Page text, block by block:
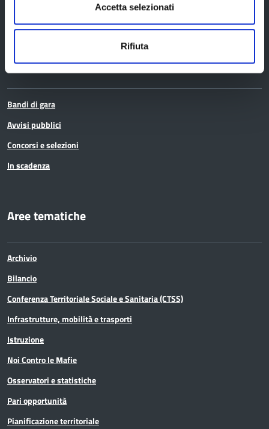
Accetta selezionati
Rifiuta
Bandi e avvisi
Bandi di gara
Avvisi pubblici
Concorsi e selezioni
In scadenza
Aree tematiche
Archivio
Bilancio
Conferenza Territoriale Sociale e Sanitaria (CTSS)
Infrastrutture, mobilità e trasporti
Istruzione
Noi Contro le Mafie
Osservatori e statistiche
Pari opportunità
Pianificazione territoriale